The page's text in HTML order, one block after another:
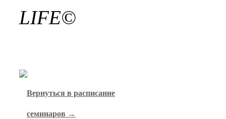
LIFE©
Вернуться в расписание
семинаров →